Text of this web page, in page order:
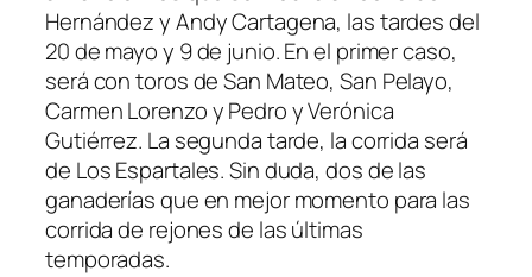
Hernández y Andy Cartagena, las tardes del
20 de mayo y 9 de junio. En el primer caso,
será con toros de San Mateo, San Pelayo,
Carmen Lorenzo y Pedro y Verónica
Gutiérrez. La segunda tarde, la corrida será
de Los Espartales. Sin duda, dos de las
ganaderías que en mejor momento para las
corrida de rejones de las últimas
temporadas.